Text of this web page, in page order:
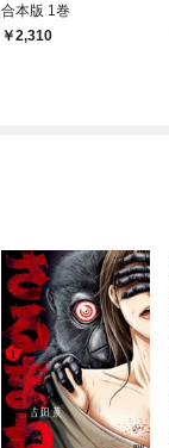
合本版 1巻
2,310